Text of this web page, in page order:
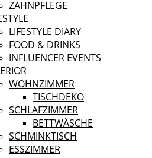
ZAHNPFLEGE
LIFESTYLE DIARY
FOOD & DRINKS
INFLUENCER EVENTS
WOHNZIMMER
TISCHDEKO
SCHLAFZIMMER
BETTWÄSCHE
SCHMINKTISCH
ESSZIMMER